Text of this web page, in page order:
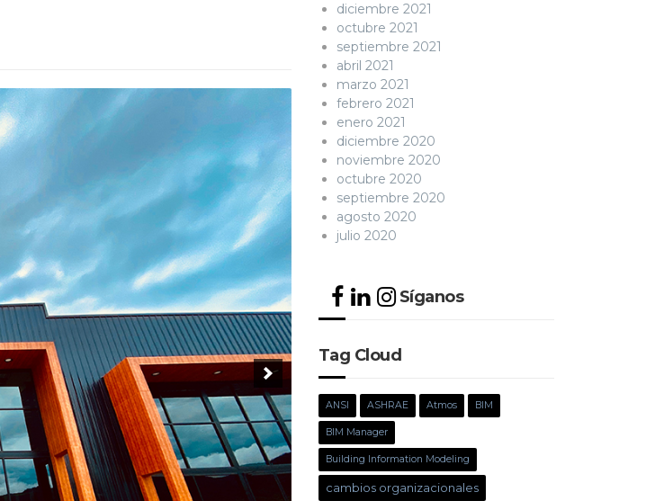
diciembre 2021
octubre 2021
septiembre 2021
abril 2021
marzo 2021
febrero 2021
enero 2021
diciembre 2020
noviembre 2020
octubre 2020
septiembre 2020
agosto 2020
julio 2020
Síganos
Tag Cloud
ANSI ASHRAE Atmos BIM
BIM Manager
Building Information Modeling
cambios organizacionales